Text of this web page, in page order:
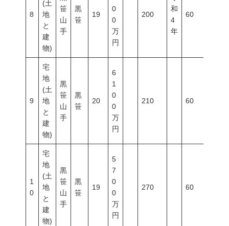
8
(土
地
と
建
物)
笹
山
手
黒
笹
19
0
0
万
円
200
和
4
年
60
9
宅
地
(土
地
と
建
物)
黒
笹
山
手
黒
笹
20
6
1
0
0
万
円
210 60
1
0
宅
地
(土
地
と
建
物)
黒
笹
山
手
黒
笹
19
5
7
0
0
万
円
270 60